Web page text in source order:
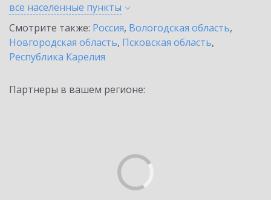
все населенные пункты
Смотрите также: Россия, Вологодская область,
Новгородская область, Псковская область,
Республика Карелия
Партнеры в вашем регионе: